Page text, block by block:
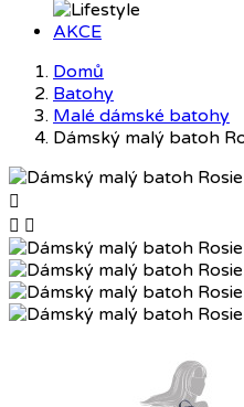
AKCE
Domů
Batohy
Malé dámské batohy
Dámský malý batoh

 